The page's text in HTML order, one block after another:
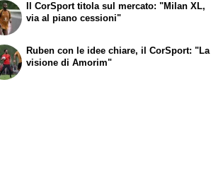
Il CorSport titola sul mercato: "Milan XL,
via al piano cessioni"
Ruben con le idee chiare, il CorSport: "La
visione di Amorim"